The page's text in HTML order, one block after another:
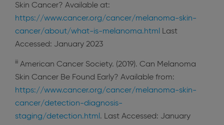
Skin Cancer? Available at:
https://www.cancer.org/cancer/melanoma-skin-
cancer/about/what-is-melanoma.html
Last
Accessed: January 2023
iii American Cancer Society. (2019). Can Melanoma
Skin Cancer Be Found Early? Available from:
https://www.cancer.org/cancer/melanoma-skin-
cancer/detection-diagnosis-
staging/detection.html . Last Accessed: January